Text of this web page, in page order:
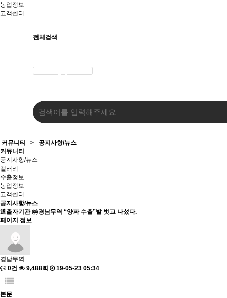
농업정보
고객센터
전체검색
커뮤니티 > 공지사항/뉴스
커뮤니티
공지사항/뉴스
갤러리
수출정보
농업정보
고객센터
공지사항/뉴스
道출자기관 ㈜경남무역 “양파 수출”발 벗고 나섰다.
페이지 정보
경남무역
0건
9,488회 19-05-23 05:34
본문